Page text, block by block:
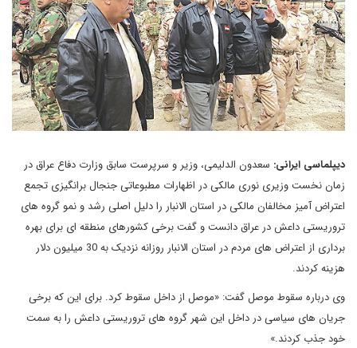
دیپلماسی ایرانی: سعدون الدلیمی، وزیر و سرپرست سابق وزارت دفاع عراق در
زمان نخست وزیری نوری مالکی در اظهارات مطبوعاتی جنجال برانگیزی تجمع
اعتراض آمیز مخالفان مالکی در استان الانبار را دلیل اصلی رشد و نمو گروه های
تروریستی داعش در عراق دانست و گفت برخی کشورهای منطقه ای برای بهره
برداری از اعتراض های مردم در استان الانبار روزانه نزدیک به 30 میلیون دلار
هزینه کردند.
وی درباره سقوط موصل گفت: «موصل از داخل سقوط کرد. برای این که برخی
جریان های سیاسی در داخل این شهر گروه های تروریستی داعش را به سمت
خود جذب کردند.»